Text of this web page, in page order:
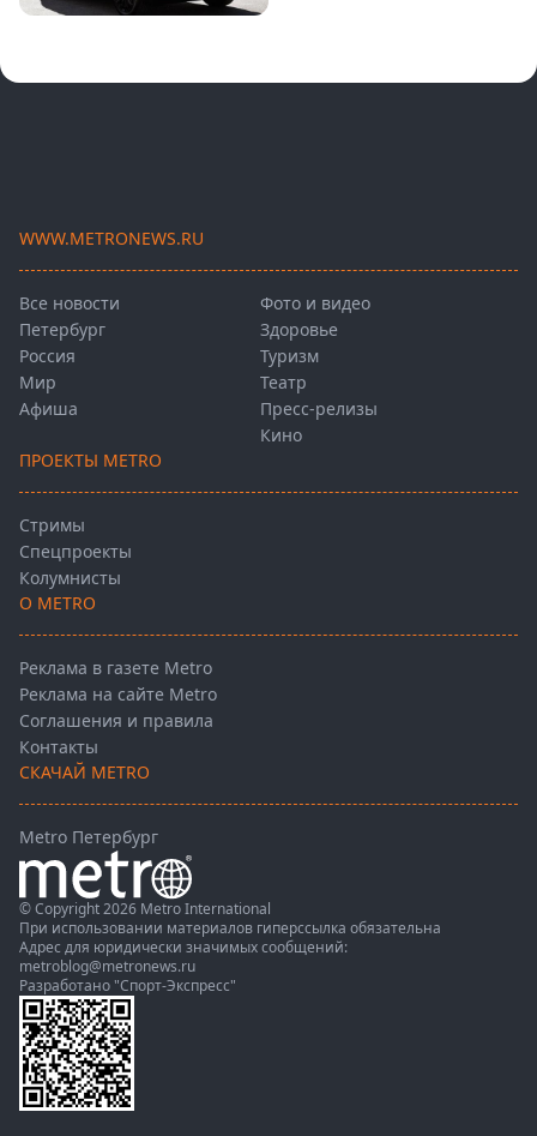
WWW.METRONEWS.RU
Все новости
Петербург
Россия
Мир
Афиша
Фото и видео
Здоровье
Туризм
Театр
Пресс-релизы
Кино
ПРОЕКТЫ METRO
Стримы
Спецпроекты
Колумнисты
О METRO
Реклама в газете Metro
Реклама на сайте Metro
Соглашения и правила
Контакты
СКАЧАЙ METRO
Metro Петербург
© Copyright 2026 Metro International
При использовании материалов гиперссылка обязательна
Адрес для юридически значимых сообщений:
metroblog@metronews.ru
Разработано "Спорт-Экспресс"